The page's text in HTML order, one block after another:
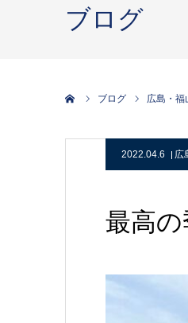
ブログ
ブログ 広島・福
2022.04.6 広
最高の